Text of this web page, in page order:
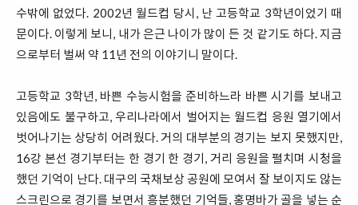
수밖에 없었다. 2002년 월드컵 당시, 난 고등학교 3학년이었기 때
문이다. 이렇게 보니, 내가 은근 나이가 많이 든 것 같기도 하다. 지금
으로부터 벌써 약 11년 전의 이야기니 말이다.
고등학교 3학년, 바쁜 수능시험을 준비하느라 바쁜 시기를 보내고
있음에도 불구하고, 우리나라에서 벌어지는 월드컵 응원 열기에서
벗어나기는 상당히 어려웠다. 거의 대부분의 경기는 보지 못했지만,
16강 본선 경기부터는 한 경기 한 경기, 거리 응원을 펼치며 시청을
했던 기억이 난다. 대구의 국채보상 공원에 모여서 잘 보이지도 않는
스크린으로 경기를 보면서 흥분했던 기억들, 홍명바가 골을 넣는 순